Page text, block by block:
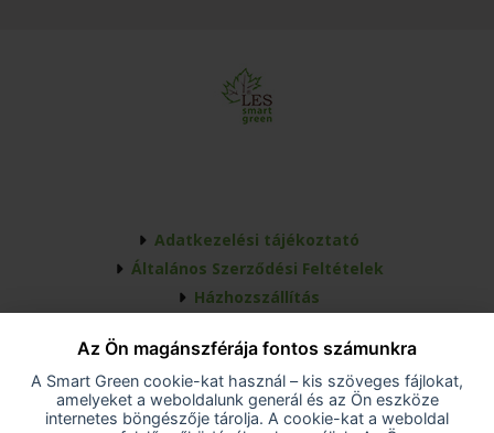
Adatkezelési tájékoztató
Általános Szerződési Feltételek
Házhozszállítás
A vevő elállása a szerződéstől
Akadálymentesítési nyilatkozat
Cookie-beállítások
Az Ön magánszférája fontos számunkra
A Smart Green cookie-kat használ – kis szöveges fájlokat,
amelyeket a weboldalunk generál és az Ön eszköze
internetes böngészője tárolja. A cookie-kat a weboldal